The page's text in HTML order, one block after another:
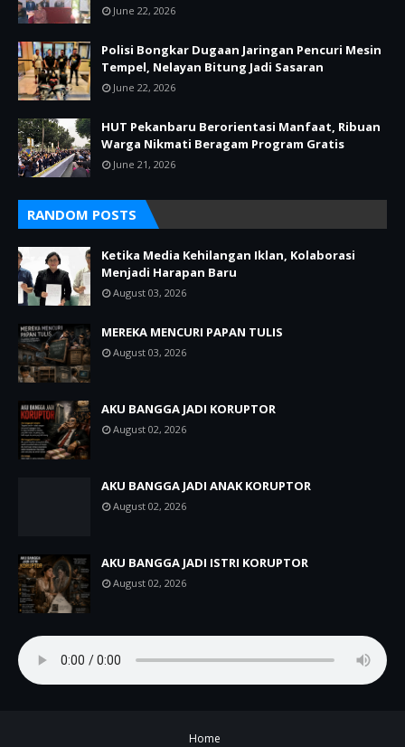
June 22, 2026
Polisi Bongkar Dugaan Jaringan Pencuri Mesin
Tempel, Nelayan Bitung Jadi Sasaran
June 22, 2026
HUT Pekanbaru Berorientasi Manfaat, Ribuan
Warga Nikmati Beragam Program Gratis
June 21, 2026
RANDOM POSTS
Ketika Media Kehilangan Iklan, Kolaborasi
Menjadi Harapan Baru
August 03, 2026
MEREKA MENCURI PAPAN TULIS
August 03, 2026
AKU BANGGA JADI KORUPTOR
August 02, 2026
AKU BANGGA JADI ANAK KORUPTOR
August 02, 2026
AKU BANGGA JADI ISTRI KORUPTOR
August 02, 2026
Home